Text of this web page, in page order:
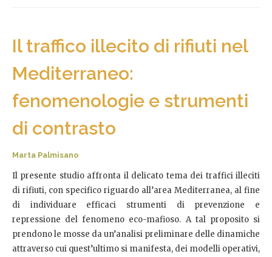
Il traffico illecito di rifiuti nel
Mediterraneo:
fenomenologie e strumenti
di contrasto
Marta Palmisano
Il presente studio affronta il delicato tema dei traffici illeciti
di rifiuti, con specifico riguardo all’area Mediterranea, al fine
di individuare efficaci strumenti di prevenzione e
repressione del fenomeno eco-mafioso. A tal proposito si
prendono le mosse da un’analisi preliminare delle dinamiche
attraverso cui quest’ultimo si manifesta, dei modelli operativi,